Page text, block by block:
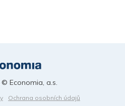
Ochrana osobních údajů
Economia, a.s.